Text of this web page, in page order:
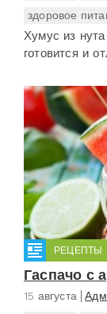
здоровое
Хумус из
готовится и
РЕЦЕПТЫ
Гаспачо с
15 августа